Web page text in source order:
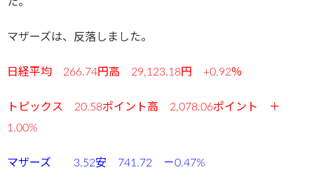
マザーズは、反落しました。
日経平均 266.74円高 29,123.18円 +0.92％
トピックス 20.58ポイント高 2,078.06ポイント ＋
1.00%
マザーズ 3.52安 741.72 －0.47%